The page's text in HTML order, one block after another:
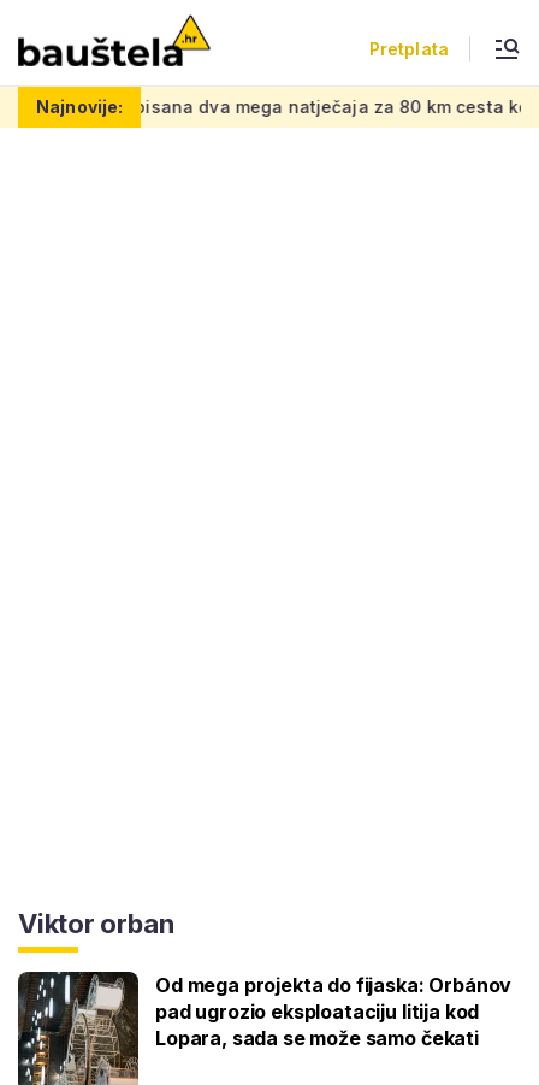
Pretplata
Najnovije:
Raspisana dva mega natječaja za 80 km cesta kod
Viktor orban
Od mega projekta do fijaska: Orbánov
pad ugrozio eksploataciju litija kod
Lopara, sada se može samo čekati